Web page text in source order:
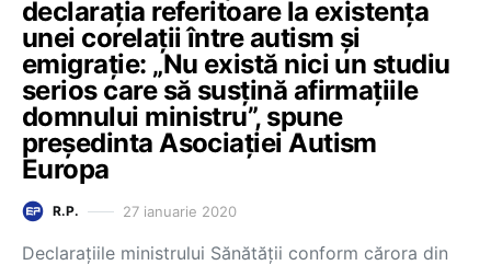
declarația referitoare la existența
unei corelații între autism și
emigrație: „Nu există nici un studiu
serios care să susțină afirmațiile
domnului ministru”, spune
președinta Asociației Autism
Europa
R.P. 27 ianuarie 2020
Declarațiile ministrului Sănătății conform cărora din